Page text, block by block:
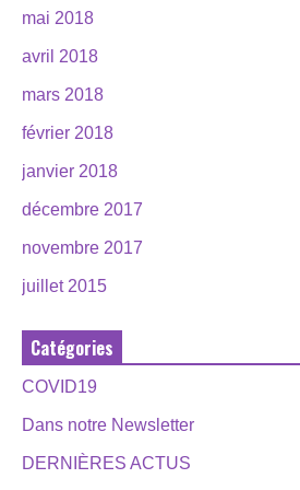
mai 2018
avril 2018
mars 2018
février 2018
janvier 2018
décembre 2017
novembre 2017
juillet 2015
Catégories
COVID19
Dans notre Newsletter
DERNIÈRES ACTUS